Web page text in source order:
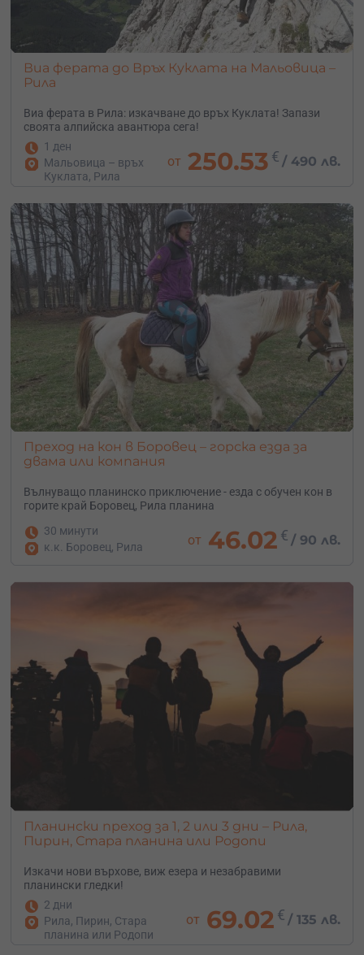
Виа ферата до Връх Куклата на Мальовица –
Рила
Виа ферата в Рила: изкачване до връх Куклата! Запази
своята алпийска авантюра сега!
1 ден
Мальовица – връх
Куклата, Рила
от 250.53 € /490 лв.
Преход на кон в Боровец – горска езда за
двама или компания
Вълнуващо планинско приключение - езда с обучен кон в
горите край Боровец, Рила планина
30 минути
к.к. Боровец, Рила
от 46.02 € / 90 лв.
Планински преход за 1, 2 или 3 дни – Рила,
Пирин, Стара планина или Родопи
Изкачи нови върхове, виж езера и незабравими
планински гледки!
2 дни
Рила, Пирин, Стара
планина или Родопи
от 69.02 € /135 лв.